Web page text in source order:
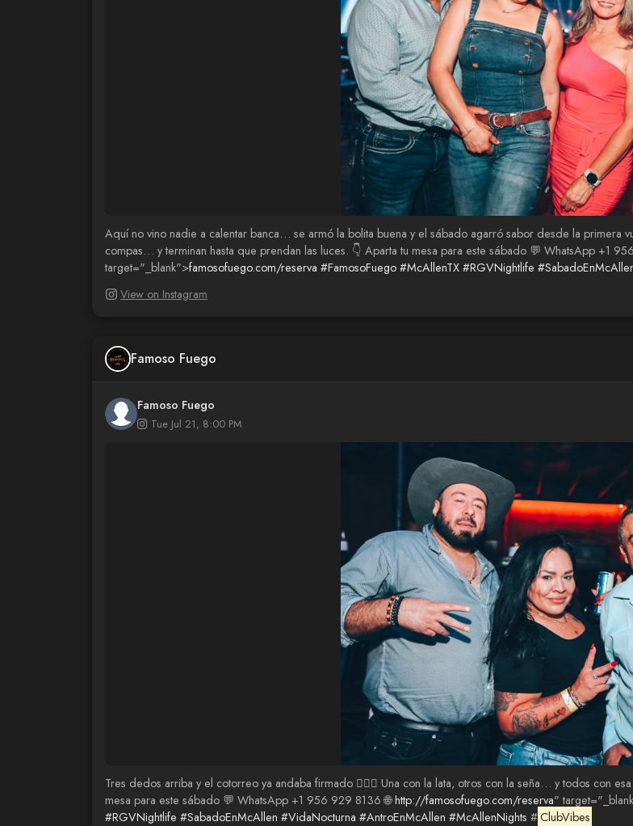
Aquí no vino nadie a calentar banca… se armó la bolita buena y el sábado agarró sabor desde la primera
compas… y terminan hasta que prendan las luces. 👇 Aparta tu mesa para este sábado 💬 WhatsApp +1
target="_blank">famosofuego.com/reserva #FamosoFuego #McAllenTX #RGVNightlife
View on Instagram
Famoso Fuego
Famoso Fuego
Tue Jul 21, 8:00 PM
Tres dedos arriba y el cotorreo ya andaba firmado 😮‍💨🔥 Una con la lata, otros con la seña… y todos con
mesa para este sábado 💬 WhatsApp +1 956 929 8136 🌐http://famosofuego.com/reserva"
#RGVNightlife #SabadoEnMcAllen #VidaNocturna #AntroEnMcAllen #McAllenNights #ClubVibes